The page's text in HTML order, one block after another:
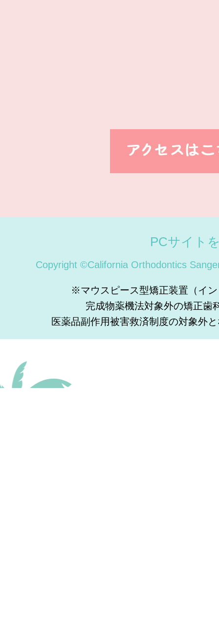
PCサイト
Copyright ©California Orthodontics
※マウスピース型矯正装置（イ
完成物薬機法対象外の矯正歯
医薬品副作用被害救済制度の対象外